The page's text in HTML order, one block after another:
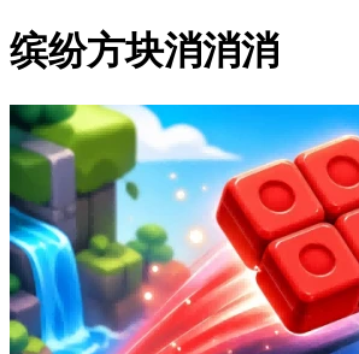
缤纷方块消消消